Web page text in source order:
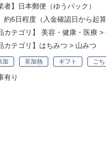
者】日本郵便（ゆうパック）
約6日程度（入金確認日から起
カテゴリ】 美容・健康・医療 >
カテゴリ】 はちみつ > 山みつ
加 非加熱 ギフト ご
有り